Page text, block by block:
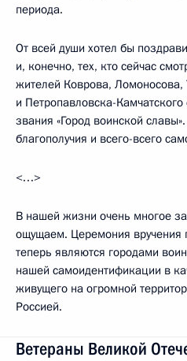
периода.
От всей души хотел бы
и, конечно, тех, кто сейчас
жителей Коврова, Ломоносова,
и Петропавловска-
звания «Город воинской
благополучия и всего-всего
<…>
В нашей жизни очень многое
ощущаем. Церемония вручения
теперь являются городами
нашей самоидентификации в
живущего на огромной
Россией.
Ветераны Великой